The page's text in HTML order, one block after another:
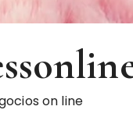
on line